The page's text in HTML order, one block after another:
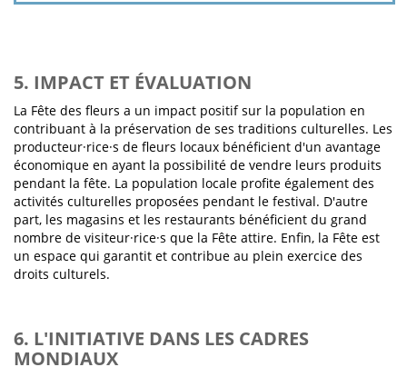
5. IMPACT ET ÉVALUATION
La Fête des fleurs a un impact positif sur la population en
contribuant à la préservation de ses traditions culturelles. Les
producteur·rice·s de fleurs locaux bénéficient d'un avantage
économique en ayant la possibilité de vendre leurs produits
pendant la fête. La population locale profite également des
activités culturelles proposées pendant le festival. D'autre
part, les magasins et les restaurants bénéficient du grand
nombre de visiteur·rice·s que la Fête attire. Enfin, la Fête est
un espace qui garantit et contribue au plein exercice des
droits culturels.
6. L'INITIATIVE DANS LES CADRES
MONDIAUX